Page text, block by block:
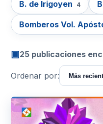
B. de Irigoyen 4
Bomberos Vol.
▣25 publicaciones
Ordenar por: